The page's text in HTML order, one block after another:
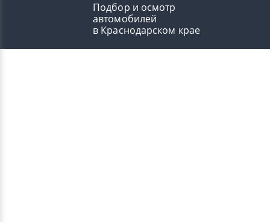
Подбор и осмотр
автомобилей
в Краснодарском крае